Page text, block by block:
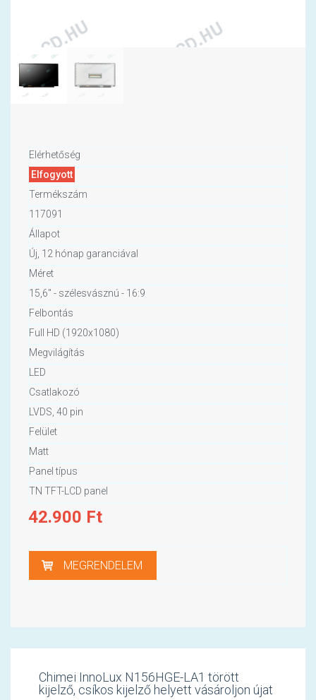
Elérhetőség
Elfogyott
Termékszám
117091
Állapot
Új, 12 hónap garanciával
Méret
15,6" - szélesvásznú - 16:9
Felbontás
Full HD (1920x1080)
Megvilágítás
LED
Csatlakozó
LVDS, 40 pin
Felület
Matt
Panel típus
TN TFT-LCD panel
42.900 Ft
MEGRENDELEM
Chimei InnoLux N156HGE-LA1 törött
kijelző, csíkos kijelző helyett vásároljon újat